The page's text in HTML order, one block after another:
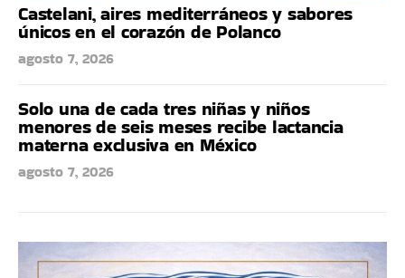
Castelani, aires mediterráneos y sabores
únicos en el corazón de Polanco
agosto 7, 2026
Solo una de cada tres niñas y niños
menores de seis meses recibe lactancia
materna exclusiva en México
agosto 7, 2026